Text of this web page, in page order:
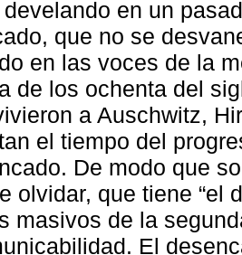
en un
que no se
en las voces de la
de los ochenta del
a Auschwitz,
el tiempo del
De modo que
olvidar, que tiene “el
masivos de la
El